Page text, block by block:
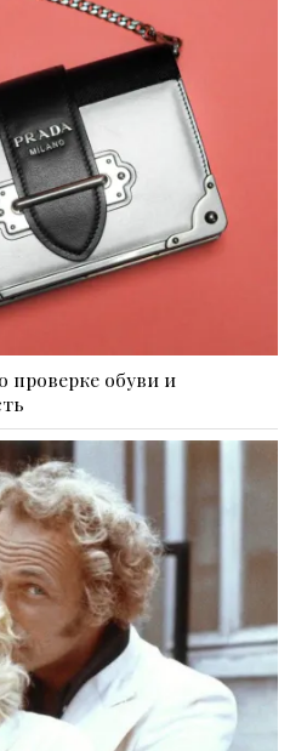
проверке обуви и